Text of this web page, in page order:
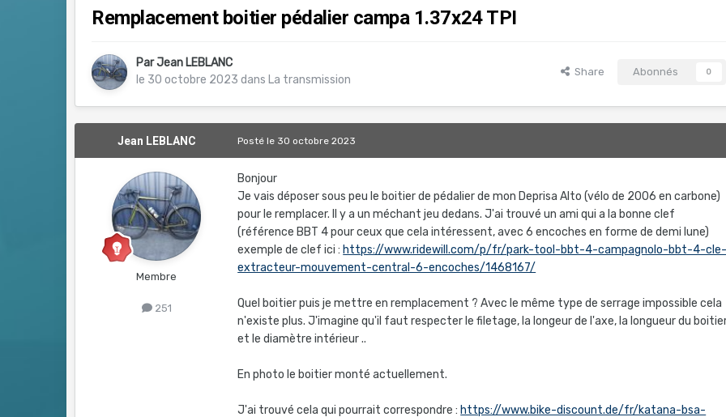
Remplacement boitier pédalier campa 1.37x24 TPI
ParJean LEBLANC
le 30 octobre 2023 dans La transmission
Share Abonnés 0
Jean LEBLANC
Membre
251
Postéle 30 octobre 2023
Bonjour
Je vais déposer sous peu le boitier de pédalier de mon Deprisa Alto (vélo de 2006 en carbone)
pour le remplacer. Il y a un méchant jeu dedans. J'ai trouvé un ami qui a la bonne clef
(référence BBT 4 pour ceux que cela intéressent, avec 6 encoches en forme de demi lune)
exemple de clef ici: https://www.ridewill.com/p/fr/park-tool-bbt-4-campagnolo-bbt-4-
extracteur-mouvement-central-6-encoches/1468167/
Quel boitier puis je mettre en remplacement ? Avec le même type de serrage impossible cela
n'existe plus. J'imagine qu'il faut respecter le filetage, la longeur de l'axe, la longueur du
et le diamètre intérieur ..
En photo le boitier monté actuellement.
J'ai trouvé cela qui pourrait correspondre: https://www.bike-discount.de/fr/katana-bsa-